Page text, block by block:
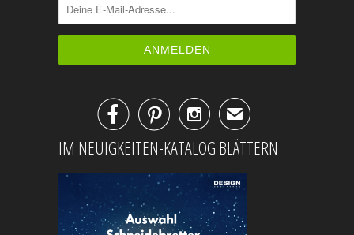
✉
IM NEUIGKEITEN-KATALOG BLÄTTERN